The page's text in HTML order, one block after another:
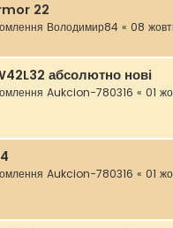
22
Володимир84 « 08
абсолютно нові
Aukcion-780316 « 01
Aukcion-780316 « 01